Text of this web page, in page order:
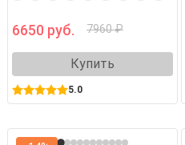
6650 руб. 7960 ₽
Купить
5.0